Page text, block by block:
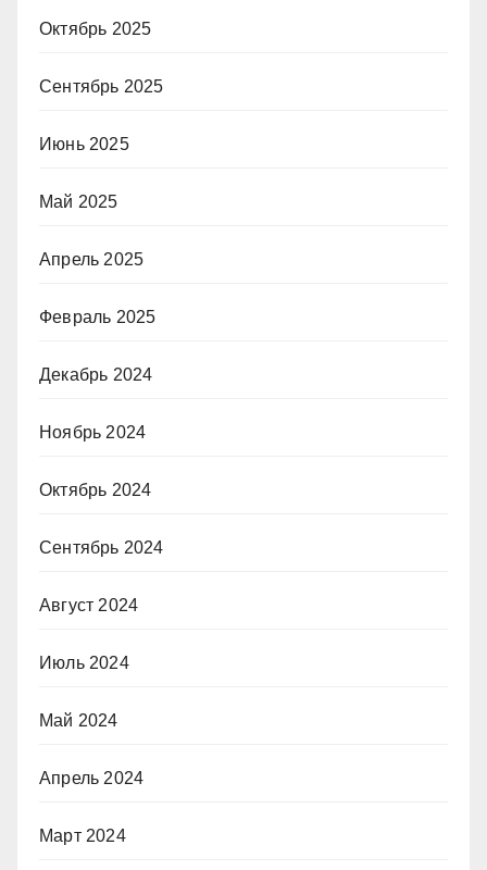
Октябрь 2025
Сентябрь 2025
Июнь 2025
Май 2025
Апрель 2025
Февраль 2025
Декабрь 2024
Ноябрь 2024
Октябрь 2024
Сентябрь 2024
Август 2024
Июль 2024
Май 2024
Апрель 2024
Март 2024